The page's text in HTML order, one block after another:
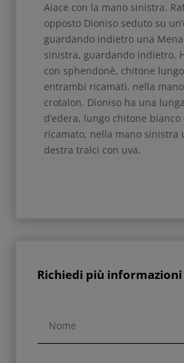
Aiace con la mano sinistra.
opposto Dioniso seduto su
guardando indietro una
sinistra, guardando indietro.
con sphendonè, chitone
entrambi ricamati, nella
crotalon. Dioniso ha una
d’edera, lungo chitone
ricamato, nella mano sinistra
destra tralci con uva.
Richiedi più informazioni